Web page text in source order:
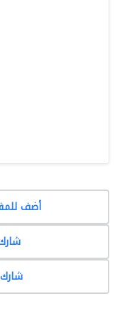
أضف
شارك